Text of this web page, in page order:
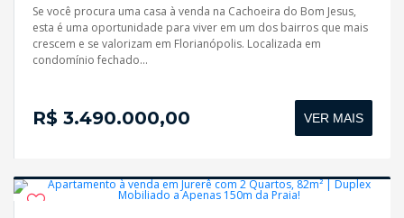
Se você procura uma casa à venda na Cachoeira do Bom Jesus,
esta é uma oportunidade para viver em um dos bairros que mais
crescem e se valorizam em Florianópolis. Localizada em
condomínio fechado...
R$ 3.490.000,00 VER MAIS